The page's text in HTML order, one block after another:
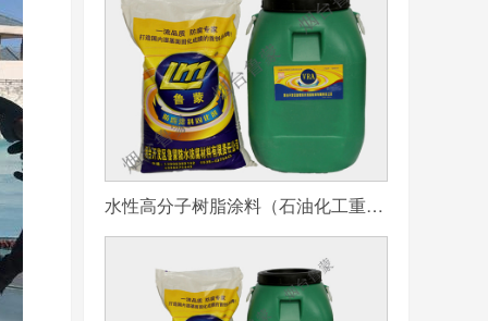
水性高分子树脂涂料（石油化工重防腐用）